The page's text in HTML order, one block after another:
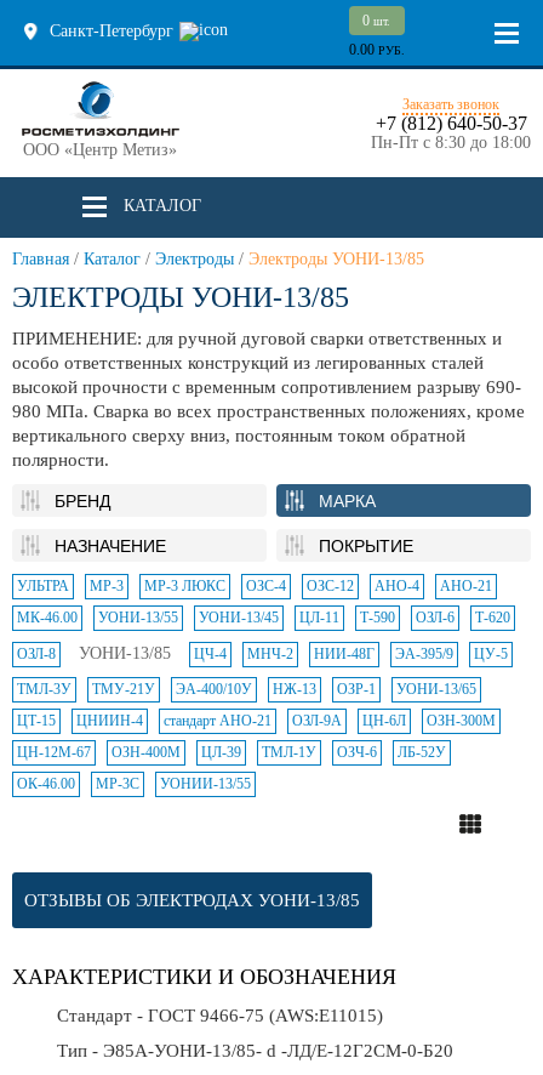
Санкт-Петербург
0 шт.
0.00 РУБ.
ООО «Центр Метиз»
Заказать звонок
+7 (812) 640-50-37
Пн-Пт с 8:30 до 18:00
КАТАЛОГ
Главная / Каталог / Электроды / Электроды УОНИ-13/85
ЭЛЕКТРОДЫ УОНИ-13/85
ПРИМЕНЕНИЕ: для ручной дуговой сварки ответственных и
особо ответственных конструкций из легированных сталей
высокой прочности с временным сопротивлением разрыву 690-
980 МПа. Сварка во всех пространственных положениях, кроме
вертикального сверху вниз, постоянным током обратной
полярности.
БРЕНД МАРКА
НАЗНАЧЕНИЕ ПОКРЫТИЕ
УЛЬТРА МР-3 МР-3 ЛЮКС ОЗС-4 ОЗС-12 АНО-4
АНО-21
МК-46.00
УОНИ-13/55 УОНИ-13/45 ЦЛ-11 Т-590 ОЗЛ-6 Т-620
ОЗЛ-8 УОНИ-13/85 ЦЧ-4 МНЧ-2 НИИ-48Г ЭА-395/9 ЦУ-5
ТМЛ-3У ТМУ-21У ЭА-400/10У НЖ-13 ОЗР-1
УОНИ-13/65
ЦТ-15
ЦНИИН-4 стандарт АНО-21 ОЗЛ-9А ЦН-6Л
ОЗН-300М
ЦН-12М-67
ОЗН-400М ЦЛ-39 ТМЛ-1У ОЗЧ-6
ЛБ-52У
ОК-46.00
МР-3С УОНИИ-13/55
ОТЗЫВЫ ОБ ЭЛЕКТРОДАХ УОНИ-13/85
ХАРАКТЕРИСТИКИ И ОБОЗНАЧЕНИЯ
Стандарт - ГОСТ 9466-75 (AWS:E11015)
Тип - Э85А-УОНИ-13/85- d -ЛД/Е-12Г2СМ-0-Б20